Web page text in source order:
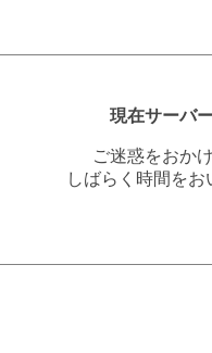
現在サーバ
ご迷惑をおか
しばらく時間を